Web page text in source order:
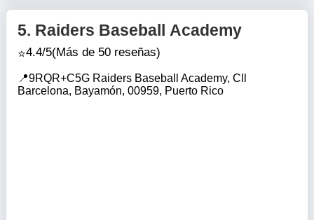
5. Raiders Baseball Academy
4.4/5(Más de 50 reseñas)
9RQR+C5G Raiders Baseball Academy, Cll
Barcelona, Bayamón, 00959, Puerto Rico